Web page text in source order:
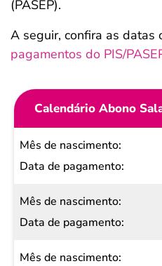
(PASEP).
A seguir, confira as datas
pagamentos do PIS/
Calendário Abono
Mês de
nascimento
pagamento